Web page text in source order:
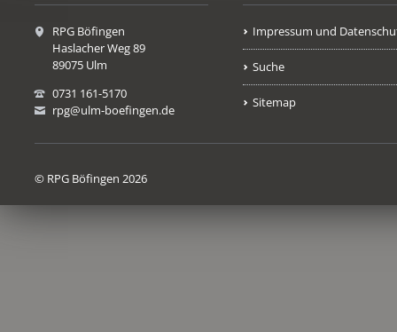
RPG Böfingen
Haslacher Weg 89
89075 Ulm
0731 161-5170
rpg@ulm-boefingen.de
Impressum und
Suche
Sitemap
© RPG Böfingen 2026